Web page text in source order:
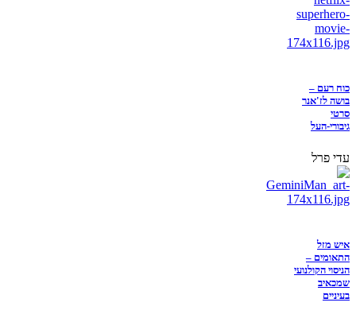
כוח רעם –
בושה לז'אנר
סרטי
גיבורי-העל
עדי פרל
איש מזל
התאומים –
הניסוי הקולנועי
שמכאיב
בעיניים